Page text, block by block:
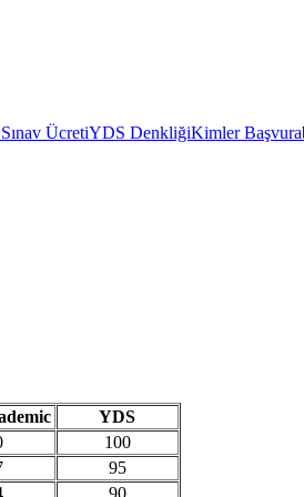
ÜcretiYDS DenkliğiKimler
YDS
100
95
90